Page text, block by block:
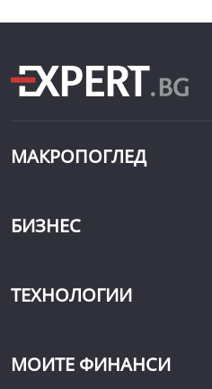
МАКРОПОГЛЕД
БИЗНЕС
ТЕХНОЛОГИИ
МОИТЕ ФИНАНСИ